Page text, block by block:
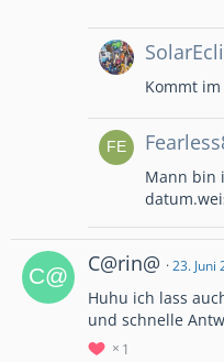
Kommt
Mann bin
C@rin@ 23. Juni
Huhu ich lass
und schnelle
1